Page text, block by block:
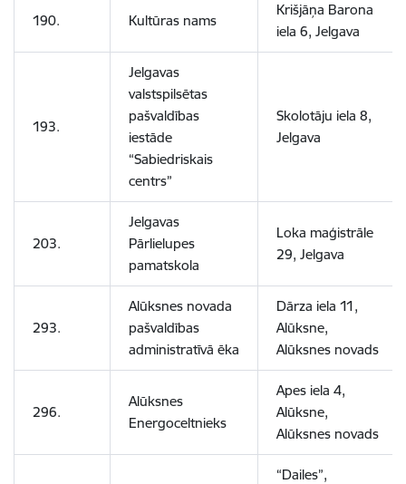
190. Kultūras nams
Krišjāņa Barona
iela 6, Jelgava
193.
Jelgavas
valstspilsētas
pašvaldības
iestāde
“Sabiedriskais
centrs”
Skolotāju iela 8,
Jelgava
203.
Jelgavas
Pārlielupes
pamatskola
Loka maģistrāle
29, Jelgava
293.
Alūksnes novada
pašvaldības
administratīvā ēka
Dārza iela 11,
Alūksne,
Alūksnes novads
296.
Alūksnes
Energoceltnieks
Apes iela 4,
Alūksne,
Alūksnes novads
“Dailes”,